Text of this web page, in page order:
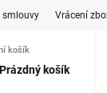
smlouvy Vrácení
košík
Prázdný košík